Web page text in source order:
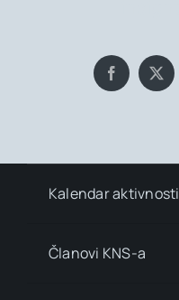
Kalendar aktivnosti
Članovi KNS-a